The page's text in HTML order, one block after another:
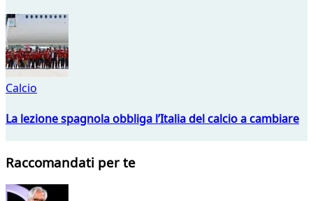
Calcio
La lezione spagnola obbliga l’Italia del calcio a cambiare
Raccomandati per te